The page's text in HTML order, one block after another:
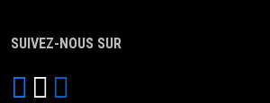
SUIVEZ-NOUS SUR